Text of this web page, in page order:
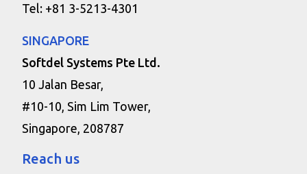
Tel: +81 3-5213-4301
SINGAPORE
Softdel Systems Pte Ltd.
10 Jalan Besar,
#10-10, Sim Lim Tower,
Singapore, 208787
Reach us